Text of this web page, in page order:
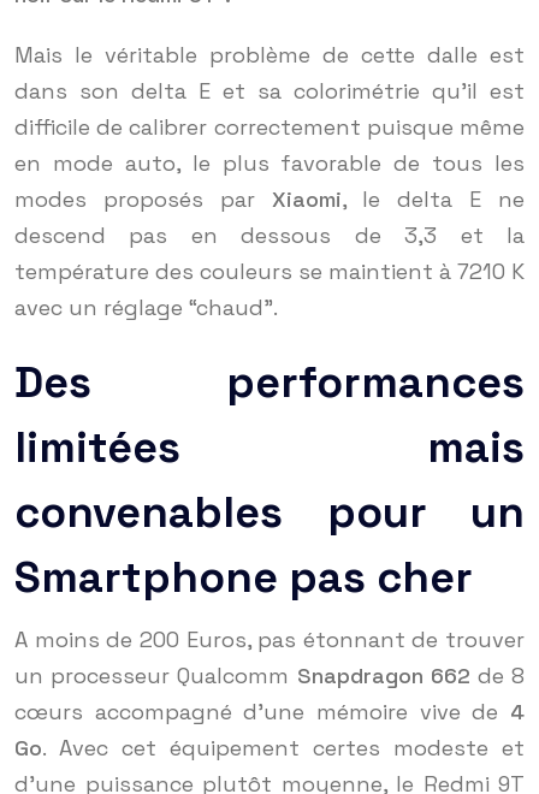
Mais le véritable problème de cette dalle est
dans son delta E et sa colorimétrie qu’il est
difficile de calibrer correctement puisque même
en mode auto, le plus favorable de tous les
modes proposés par Xiaomi, le delta E ne
descend pas en dessous de 3,3 et la
température des couleurs se maintient à 7210 K
avec un réglage “chaud”.
Des performances
limitées mais
convenables pour un
Smartphone pas cher
A moins de 200 Euros, pas étonnant de trouver
un processeur Qualcomm Snapdragon 662 de 8
cœurs accompagné d’une mémoire vive de 4
Go. Avec cet équipement certes modeste et
d’une puissance plutôt moyenne, le Redmi 9T